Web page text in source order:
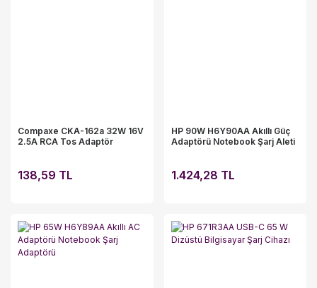
Compaxe CKA-162a 32W 16V
2.5A RCA Tos Adaptör
138,59 TL
HP 90W H6Y90AA Akıllı Güç
Adaptörü Notebook Şarj Aleti
1.424,28 TL